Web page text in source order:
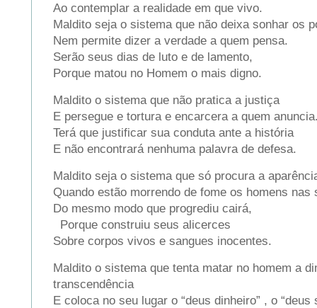
Ao contemplar a realidade em que vivo.
Maldito seja o sistema que não deixa sonhar os
Nem permite dizer a verdade a quem pensa.
Serão seus dias de luto e de lamento,
Porque matou no Homem o mais digno.
Maldito o sistema que não pratica a justiça
E persegue e tortura e encarcera a quem
Terá que justificar sua conduta ante a história
E não encontrará nenhuma palavra de defesa.
Maldito seja o sistema que só procura a
Quando estão morrendo de fome os homens
Do mesmo modo que progrediu cairá,
Porque construiu seus alicerces
Sobre corpos vivos e sangues inocentes.
Maldito o sistema que tenta matar no homem a
transcendência
E coloca no seu lugar o “deus dinheiro” , o “deus